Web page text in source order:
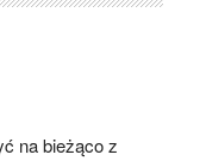
na bieżąco z